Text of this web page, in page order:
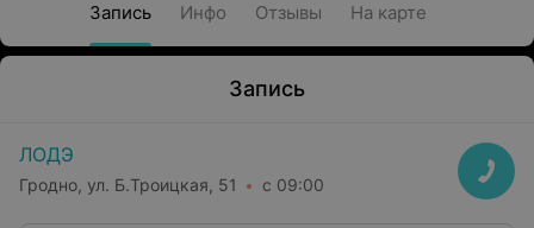
Запись Инфо Отзывы На карте
Запись
ЛОДЭ
Гродно, ул. Б.Троицкая, 51 с 09:00